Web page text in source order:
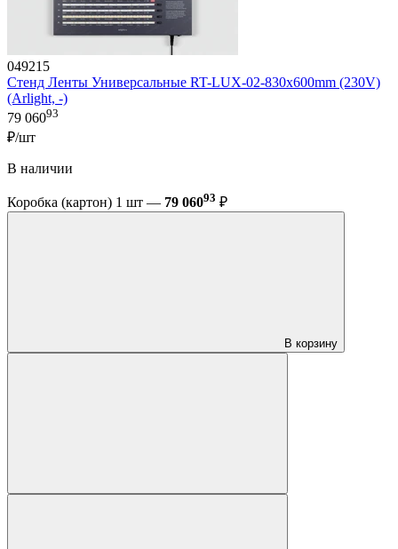
049215
Стенд Ленты Универсальные RT-LUX-02-830x600mm (230V)
(Arlight, -)
79 06093
₽/шт
В наличии
Коробка (картон) 1 шт — 79 06093 ₽
В корзину